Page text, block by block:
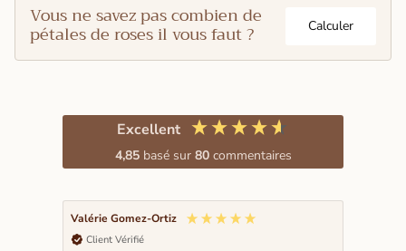
Vous ne savez pas combien de
pétales de roses il vous faut ? Calculer
Excellent
4,85 basé sur 80 commentaires
Valérie Gomez-Ortiz
Client Vérifié